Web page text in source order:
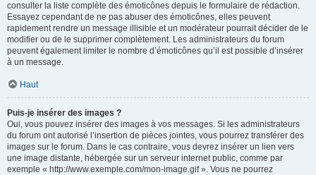
consulter la liste complète des émoticônes depuis le formulaire de rédaction.
Essayez cependant de ne pas abuser des émoticônes, elles peuvent
rapidement rendre un message illisible et un modérateur pourrait décider de le
modifier ou de le supprimer complètement. Les administrateurs du forum
peuvent également limiter le nombre d’émoticônes qu’il est possible d’insérer
à un message.
Haut
Puis-je insérer des images ?
Oui, vous pouvez insérer des images à vos messages. Si les administrateurs
du forum ont autorisé l’insertion de pièces jointes, vous pourrez transférer des
images sur le forum. Dans le cas contraire, vous devrez insérer un lien vers
une image distante, hébergée sur un serveur internet public, comme par
exemple « http://www.exemple.com/mon-image.gif ». Vous ne pourrez